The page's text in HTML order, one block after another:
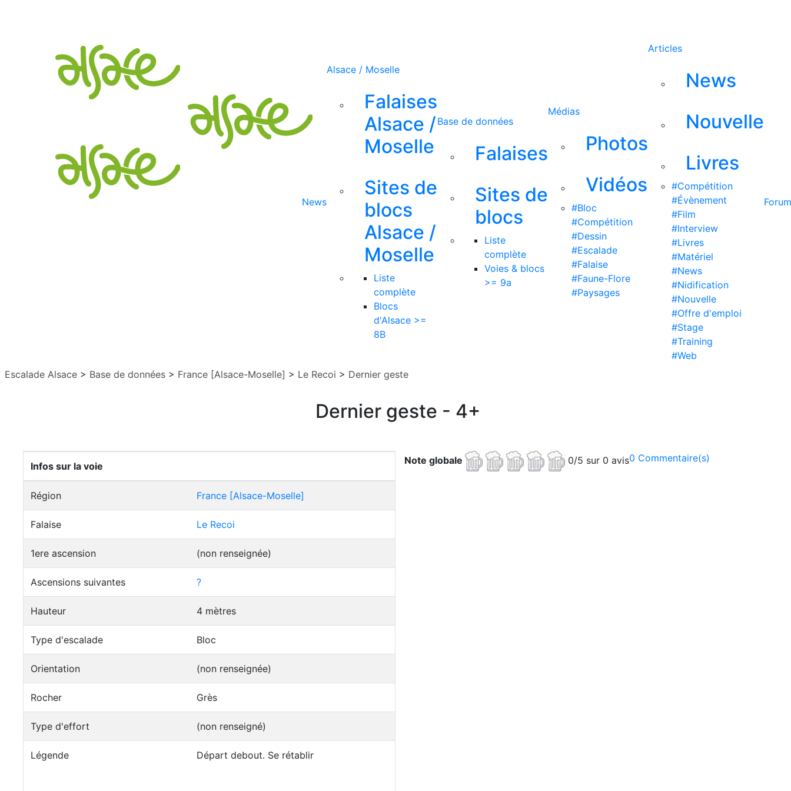
News
Alsace / Moselle
Falaises
Alsace /
Moselle
Sites de
blocs
Alsace /
Moselle
Liste
complète
Blocs
d'Alsace >=
8B
Base de données
Falaises
Sites de
blocs
Liste
complète
Voies & blocs
>= 9a
Médias
Photos
Vidéos
#Bloc
#Compétition
#Dessin
#Escalade
#Falaise
#Faune-Flore
#Paysages
Articles
News
Nouvelle
Livres
#Compétition
#Évènement
#Film
#Interview
#Livres
#Matériel
#News
#Nidification
#Nouvelle
#Offre d'emploi
#Stage
#Training
#Web
Forum
Escalade Alsace > Base de données > France [Alsace-Moselle] > Le Recoi > Dernier geste
Dernier geste - 4+
Infos sur la voie
Région France [Alsace-Moselle]
Falaise Le Recoi
1ere ascension (non renseignée)
Ascensions suivantes ?
Hauteur 4 mètres
Type d'escalade Bloc
Orientation (non renseignée)
Rocher Grès
Type d'effort (non renseigné)
Légende Départ debout. Se rétablir
0 Commentaire(s)
Note globale 0/5 sur 0 avis